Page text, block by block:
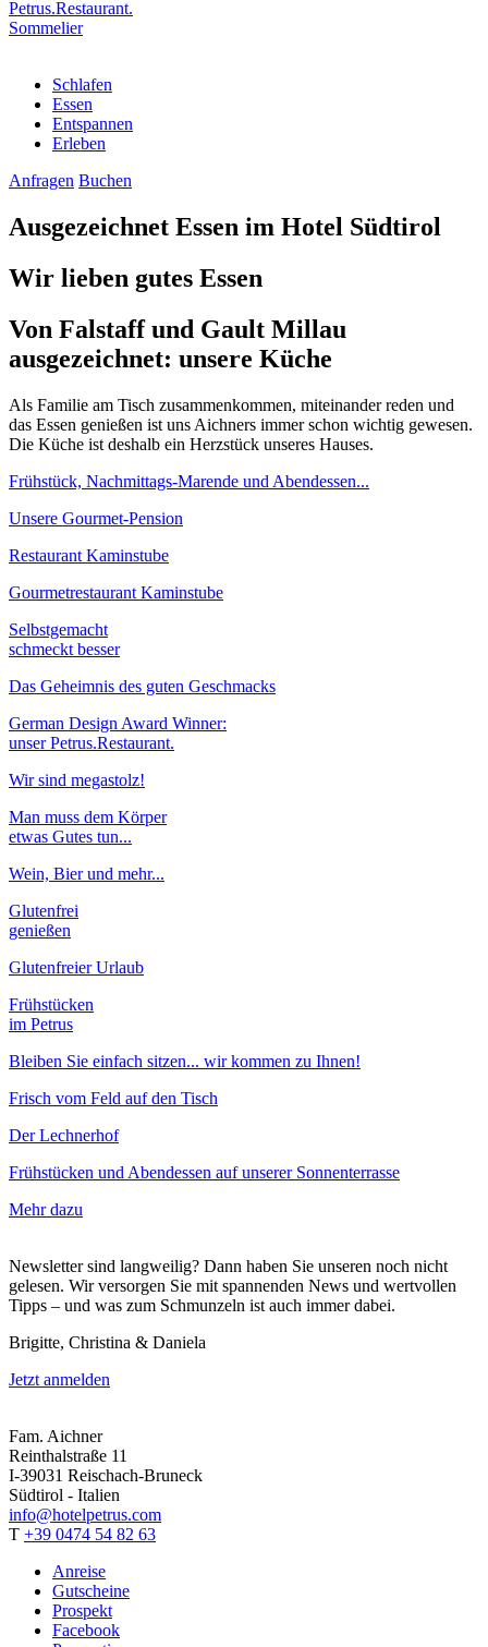
Petrus.Restaurant.
Sommelier
Schlafen
Essen
Entspannen
Erleben
Anfragen Buchen
Ausgezeichnet Essen im Hotel Südtirol
Wir lieben gutes Essen
Von Falstaff und Gault Millau
ausgezeichnet: unsere Küche
Als Familie am Tisch zusammenkommen, miteinander reden und
das Essen genießen ist uns Aichners immer schon wichtig gewesen.
Die Küche ist deshalb ein Herzstück unseres Hauses.
Frühstück, Nachmittags-Marende und Abendessen...
Unsere Gourmet-Pension
Restaurant Kaminstube
Gourmetrestaurant Kaminstube
Selbstgemacht
schmeckt besser
Das Geheimnis des guten Geschmacks
German Design Award Winner:
unser Petrus.Restaurant.
Wir sind megastolz!
Man muss dem Körper
etwas Gutes tun...
Wein, Bier und mehr...
Glutenfrei
genießen
Glutenfreier Urlaub
Frühstücken
im Petrus
Bleiben Sie einfach sitzen... wir kommen zu Ihnen!
Frisch vom Feld auf den Tisch
Der Lechnerhof
Frühstücken und Abendessen auf unserer Sonnenterrasse
Mehr dazu
Newsletter sind langweilig? Dann haben Sie unseren noch nicht
gelesen. Wir versorgen Sie mit spannenden News und wertvollen
Tipps – und was zum Schmunzeln ist auch immer dabei.
Brigitte, Christina & Daniela
Jetzt anmelden
Fam. Aichner
Reinthalstraße 11
I-39031 Reischach-Bruneck
Südtirol - Italien
info@hotelpetrus.com
T +39 0474 54 82 63
Anreise
Gutscheine
Prospekt
Facebook